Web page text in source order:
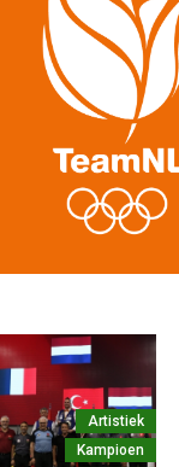
Artistiek
Kampioen